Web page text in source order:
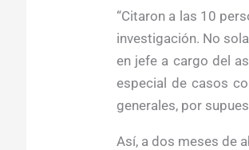
“Citaron a las 10
investigación. No
en jefe a cargo del
especial de casos
generales, por
Así, a dos meses de